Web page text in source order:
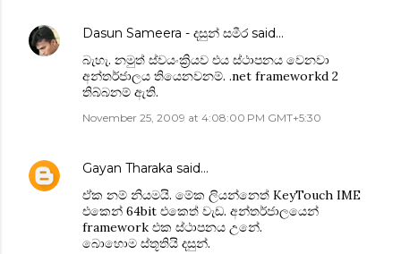
Dasun Sameera - දසුන් සමීර said…
බැහැ. නමුත් ස්වයංක්‍රියව එය ස්ථාපනය වෙනවා
අන්තර්ජාලය තියෙනවනම්. .net frameworkd 2
තිබ්බනම් ඇති.
November 25, 2009 at 4:08:00 PM GMT+5:30
Gayan Tharaka said…
ඒක නම් නියමයි. මේක ලියන්නෙත් KeyTouch IME
එකෙන් 64bit එකෙත් වැඩ. අන්තර්ජාලයෙන්
‍framework එක ස්ථාපනය උනේ.
බොහොම ස්තූතියි දසුන්.